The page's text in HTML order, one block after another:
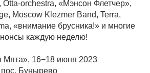
Оtta-orchestra, «Мэнсон Флетчер»,
Moscow Klezmer Band, Terra,
«внимание брусника!» и многие
каждую неделю!
Мята», 16−18 июня 2023
пос. Бунырево